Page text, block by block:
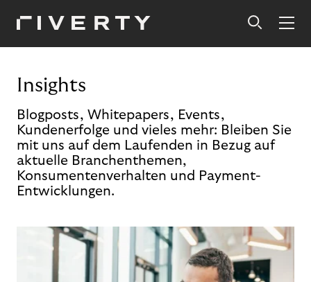
Insights
Blogposts, Whitepapers, Events,
Kundenerfolge und vieles mehr: Bleiben Sie
mit uns auf dem Laufenden in Bezug auf
aktuelle Branchenthemen,
Konsumentenverhalten und Payment-
Entwicklungen.